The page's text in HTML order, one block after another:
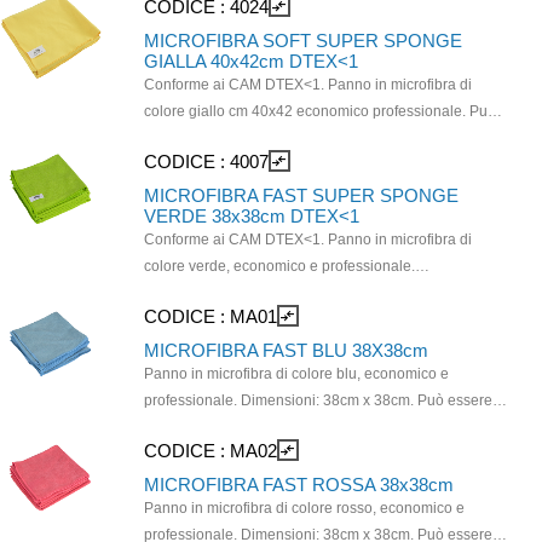
Particolarmente adatto per superfici lisce, vetri, specchi,
banconi. Utilissimo per lo sporco grasso. SISTEMA
COLORE BLU: ideale per la pulizia di arredi e specchi.
Lavabile fino a 250-300 volte. È un prodotto a marchio
SuperSponge®.
CODICE : 4024 compare_arrows
MICROFIBRA SOFT SUPER SPONGE
GIALLA 40x42cm DTEX<1
Conforme ai CAM DTEX<1. Panno in microfibra di
colore giallo cm 40x42 economico professionale. Può
Particolarmente adatto per superfici lisce, vetri, specchi.
SISTEMA COLORE GIALLO: ideale per la pulizia di
lavandini e docce. Lavabile fino a 250-300 volte. È un
prodotto a marchio SuperSponge®
CODICE : 4007 compare_arrows
MICROFIBRA FAST SUPER SPONGE
VERDE 38x38cm DTEX<1
Conforme ai CAM DTEX<1. Panno in microfibra di
colore verde, economico e professionale.
Dimensioni: 38cm x 38cm. Può essere utilizzato su
qualsiasi tipo di superficie. SISTEMA COLORE VERDE:
ideale per la disinfezione. Può essere lavato in
lavatrice 150-200 volte a 60° senza l'uso di additivi. È
CODICE : MA01 compare_arrows
MICROFIBRA FAST BLU 38X38cm
Panno in microfibra di colore blu, economico e
professionale. Dimensioni: 38cm x 38cm. Può essere
COLORE BLU: ideale per la pulizia di arredi e specchi.
Può essere lavato in lavatrice 150-200 volte a 60°
senza l'uso di additivi.
CODICE : MA02 compare_arrows
MICROFIBRA FAST ROSSA 38x38cm
Panno in microfibra di colore rosso, economico e
professionale. Dimensioni: 38cm x 38cm. Può essere